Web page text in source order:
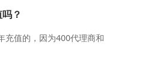
？
充值的，因为400代理商和